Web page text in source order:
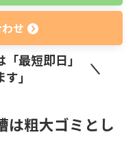
せ
最短即日」
」
は粗大ゴミとし